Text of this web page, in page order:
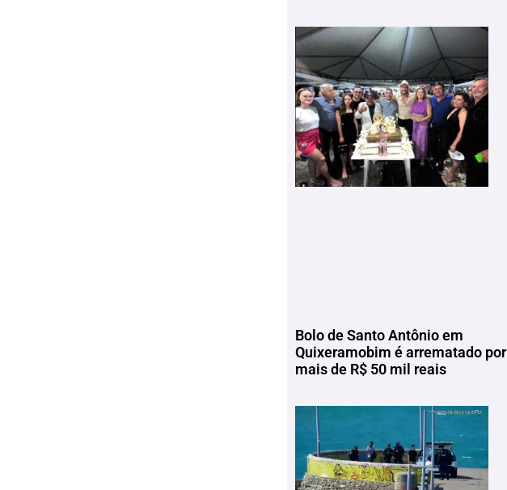
Bolo de Santo Antônio em
Quixeramobim é arrematado por
mais de R$ 50 mil reais